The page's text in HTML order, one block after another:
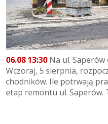
06.08 13:30 Na ul. Saperów
Wczoraj, 5 sierpnia,
chodników. Ile potrwają
etap remontu ul. Saperów.